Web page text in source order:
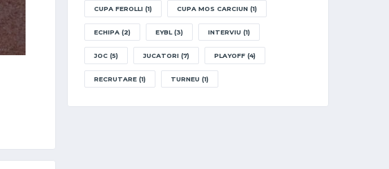
CUPA FEROLLI(1) CUPA MOS CARCIUN (1)
ECHIPA(2) EYBL(3) INTERVIU (1)
JOC(5) JUCATORI(7) PLAYOFF(4)
RECRUTARE(1) TURNEU (1)